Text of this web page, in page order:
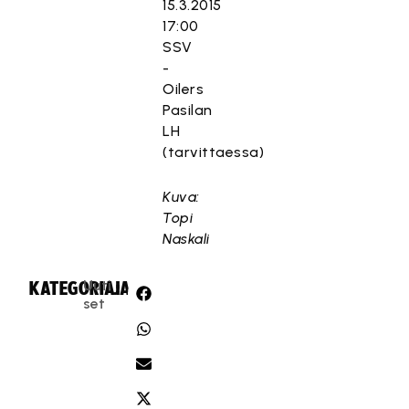
15.3.2015
17:00
SSV
-
Oilers
Pasilan
LH
(tarvittaessa)
Kuva:
Topi
Naskali
KATEGORIA:
Uuti
set
JAA: